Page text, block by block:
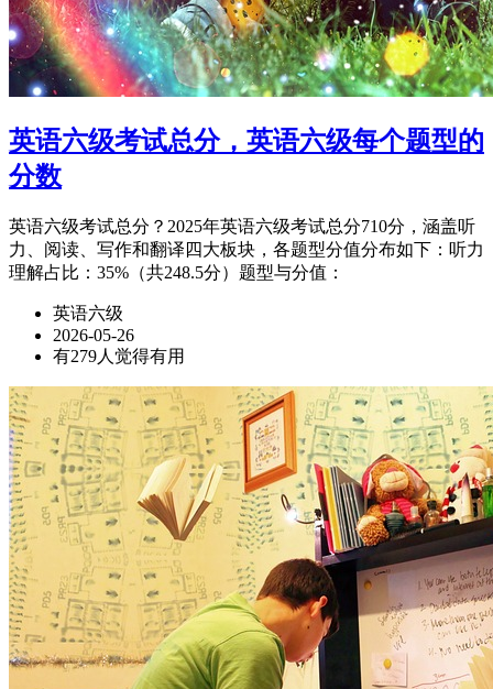
英语六级考试总分，英语六级每个题型的
分数
英语六级考试总分？2025年英语六级考试总分710分，涵盖听
力、阅读、写作和翻译四大板块，各题型分值分布如下：听力
理解占比：35%（共248.5分）题型与分值：
英语六级
2026-05-26
有279人觉得有用